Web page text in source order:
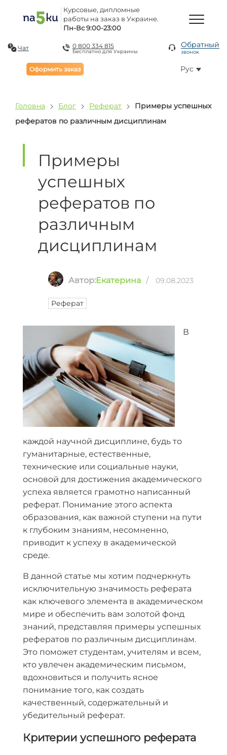
Курсовые, дипломные
работы на заказ в Украине.
Пн-Вс 9:00-23:00
Чат 0 800 334 815
Бесплатно для Украины
Обратный
звонок
Оформить заказ Рус
Головна Блог Реферат
Примеры успешных
рефератов по различным дисциплинам
Примеры
успешных
рефератов по
различным
дисциплинам
Автор:Екатерина / 09.08.2023
Реферат
В
каждой научной дисциплине, будь то
гуманитарные, естественные,
технические или социальные науки,
основой для достижения академического
успеха является грамотно написанный
реферат. Понимание этого аспекта
образования, как важной ступени на пути
к глубоким знаниям, несомненно,
приводит к успеху в академической
среде.
В данной статье мы хотим подчеркнуть
исключительную значимость реферата
как ключевого элемента в академическом
мире и обеспечить вам золотой фонд
знаний, представляя примеры успешных
рефератов по различным дисциплинам.
Это поможет студентам, учителям и всем,
кто увлечен академическим письмом,
вдохновиться и получить ясное
понимание того, как создать
качественный, содержательный и
убедительный реферат.
Критерии успешного реферата